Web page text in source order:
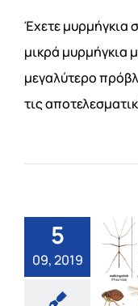
Online Υπηρεσίες
ΤΙΜΕΣ
ΕΠΙΚΟΙΝΩΝΙΑ
Blog
Έχετε μυρμήγκια
μικρά μυρμήγκια
μεγαλύτερο
τις
5
09, 2019